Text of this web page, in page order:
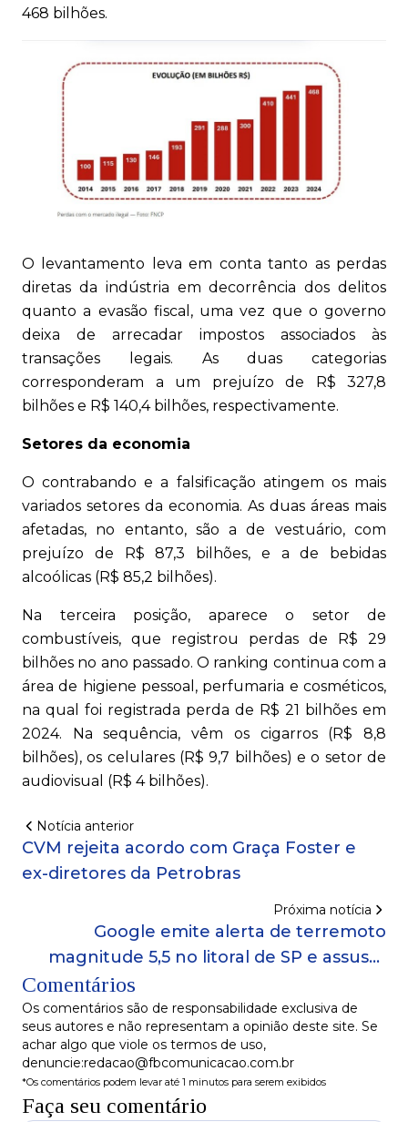
468 bilhões.
O levantamento leva em conta tanto as perdas
diretas da indústria em decorrência dos delitos
quanto a evasão fiscal, uma vez que o governo
deixa de arrecadar impostos associados às
transações legais. As duas categorias
corresponderam a um prejuízo de R$ 327,8
bilhões e R$ 140,4 bilhões, respectivamente.
Setores da economia
O contrabando e a falsificação atingem os mais
variados setores da economia. As duas áreas mais
afetadas, no entanto, são a de vestuário, com
prejuízo de R$ 87,3 bilhões, e a de bebidas
alcoólicas (R$ 85,2 bilhões).
Na terceira posição, aparece o setor de
combustíveis, que registrou perdas de R$ 29
bilhões no ano passado. O ranking continua com a
área de higiene pessoal, perfumaria e cosméticos,
na qual foi registrada perda de R$ 21 bilhões em
2024. Na sequência, vêm os cigarros (R$ 8,8
bilhões), os celulares (R$ 9,7 bilhões) e o setor de
audiovisual (R$ 4 bilhões).
Notícia anterior
CVM rejeita acordo com Graça Foster e
ex-diretores da Petrobras
Próxima notícia
Google emite alerta de terremoto
magnitude 5,5 no litoral de SP e assusta
moradores; tremor não foi registrado
Comentários
Os comentários são de responsabilidade exclusiva de
seus autores e não representam a opinião deste site. Se
achar algo que viole os termos de uso,
denuncie:redacao@fbcomunicacao.com.br
*Os comentários podem levar até 1 minutos para serem exibidos
Faça seu comentário